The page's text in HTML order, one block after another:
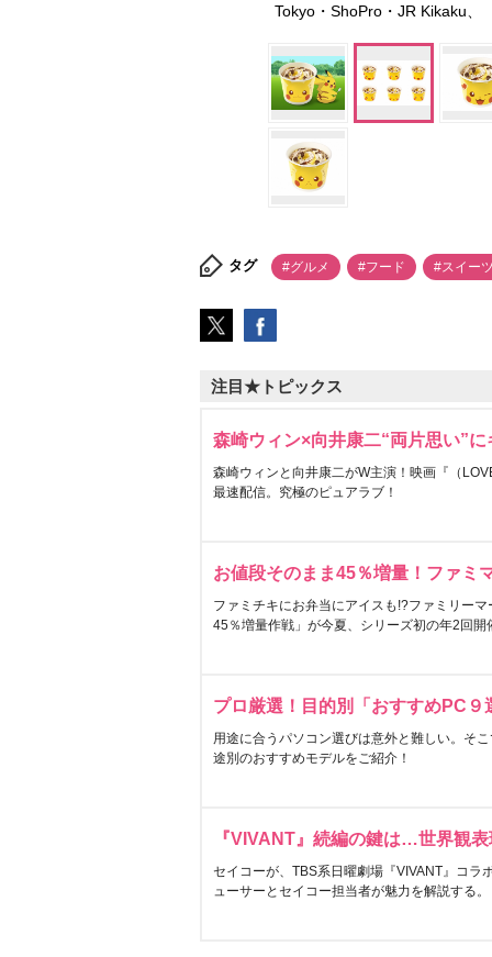
Tokyo・ShoPro・JR Kikaku、
タグ #グルメ #フード #スイー
注目★トピックス
森崎ウィン×向井康二“両片思い”
森崎ウィンと向井康二がW主演！映画『（
最速配信。究極のピュアラブ！
お値段そのまま45％増量！ファミ
ファミチキにお弁当にアイスも!?ファミリー
45％増量作戦」が今夏、シリーズ初の年2回開
プロ厳選！目的別「おすすめPC９
用途に合うパソコン選びは意外と難しい。そ
途別のおすすめモデルをご紹介！
『VIVANT』続編の鍵は…世界観
セイコーが、TBS系日曜劇場『VIVANT』コラ
ューサーとセイコー担当者が魅力を解説する。